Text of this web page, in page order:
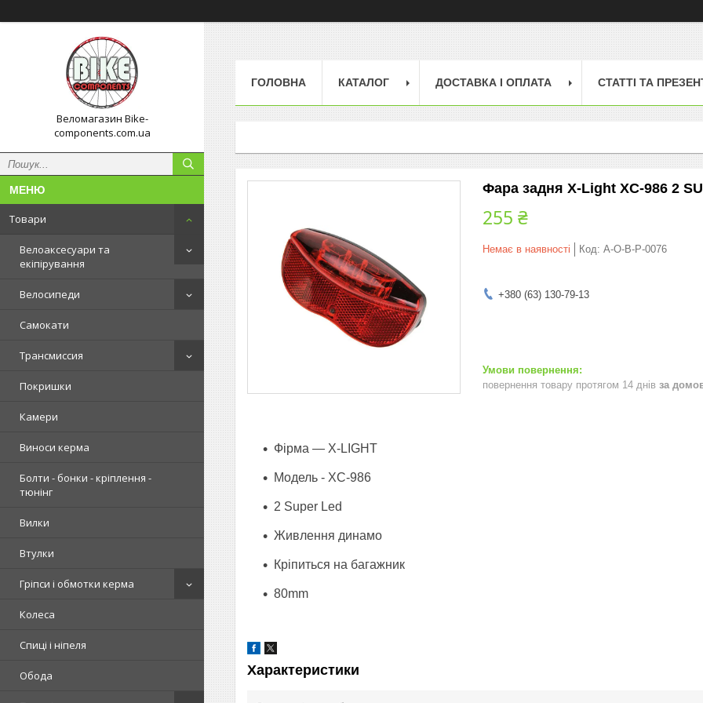
Веломагазин Bike-
components.com.ua
Товари
Велоаксесуари та
екіпірування
Велосипеди
Самокати
Трансмиссия
Покришки
Камери
Виноси керма
Болти - бонки - кріплення -
тюнінг
Вилки
Втулки
Гріпси і обмотки керма
Колеса
Спиці і ніпеля
Обода
ГОЛОВНА КАТАЛОГ ДОСТАВКА І ОПЛАТА СТАТТІ ТА
Фара задня X-Light XC-986 2
255 ₴
Немає в наявності Код: A-O-B-P-0076
+380 (63) 130-79-13
повернення товару протягом 14 днів за
Фірма — X-LIGHT
Модель - XC-986
2 Super Led
Живлення динамо
Кріпиться на багажник
80mm
Характеристики